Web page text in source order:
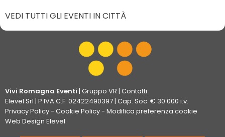
VEDI TUTTI GLI EVENTI IN CITTÀ
Vivi Romagna Eventi | Gruppo VR | Contatti
Elevel Srl | P.IVA C.F. 02422490397 | Cap. Soc. € 30.000 i.v.
Privacy Policy- Cookie Policy- Modifica preferenza cookie
Web Design Elevel